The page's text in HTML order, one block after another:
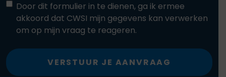
Door dit formulier in te dienen, ga ik ermee
akkoord dat CWSI mijn gegevens kan verwerken
om op mijn vraag te reageren.
VERSTUUR JE AANVRAAG